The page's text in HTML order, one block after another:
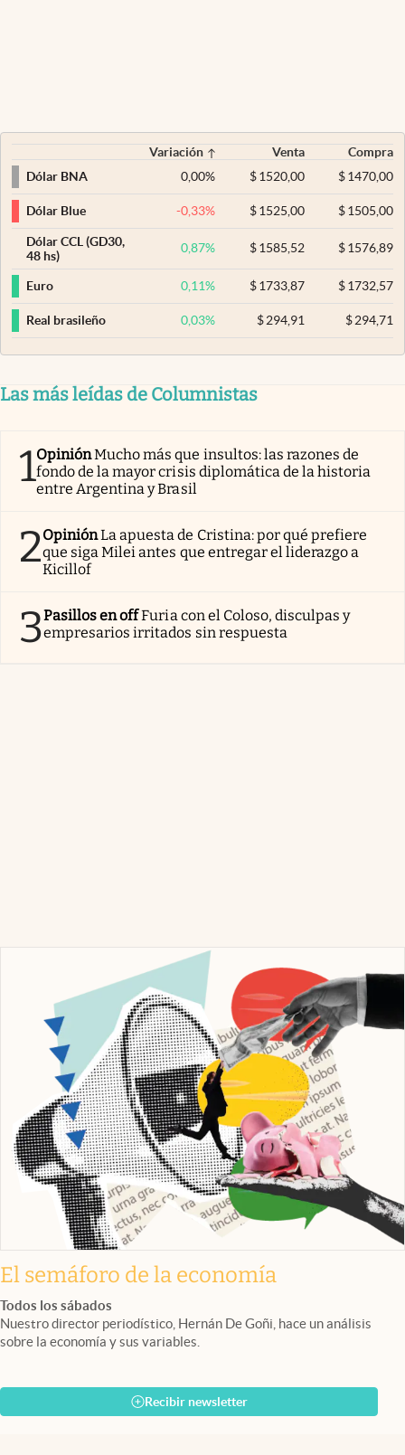
Variación Venta
Compra
Dólar BNA
0,00% $ 1520,00 $1470,00
Dólar Blue -0,33% $ 1525,00 $1505,00
Dólar CCL (GD30,
48 hs)
0,87% $ 1585,52 $1576,89
Euro 0,11% $ 1733,87 $1732,57
Real brasileño 0,03% $ 294,91 $294,71
Las más leídas de Columnistas
1OpiniónMucho más que insultos: las razones de
fondo de la mayor crisis diplomática de la historia
entre Argentina y Brasil
2OpiniónLa apuesta de Cristina: por qué prefiere
que siga Milei antes que entregar el liderazgo a
Kicillof
3Pasillos en offFuria con el Coloso, disculpas y
empresarios irritados sin respuesta
El semáforo de la economía
Todos los sábados
Nuestro director periodístico, Hernán De Goñi, hace un análisis
sobre la economía y sus variables.
Recibir newsletter